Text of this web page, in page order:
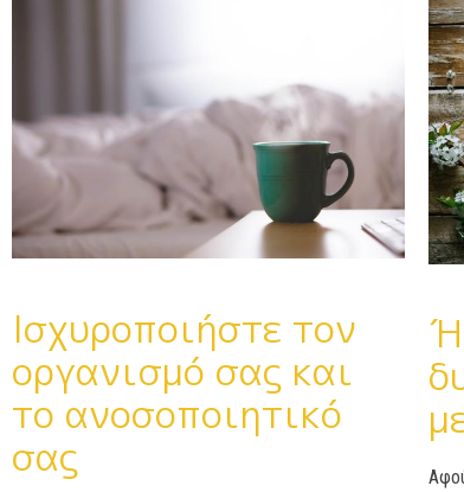
Ισχυροποιήστε τον
οργανισμό σας και
το ανοσοποιητικό
σας